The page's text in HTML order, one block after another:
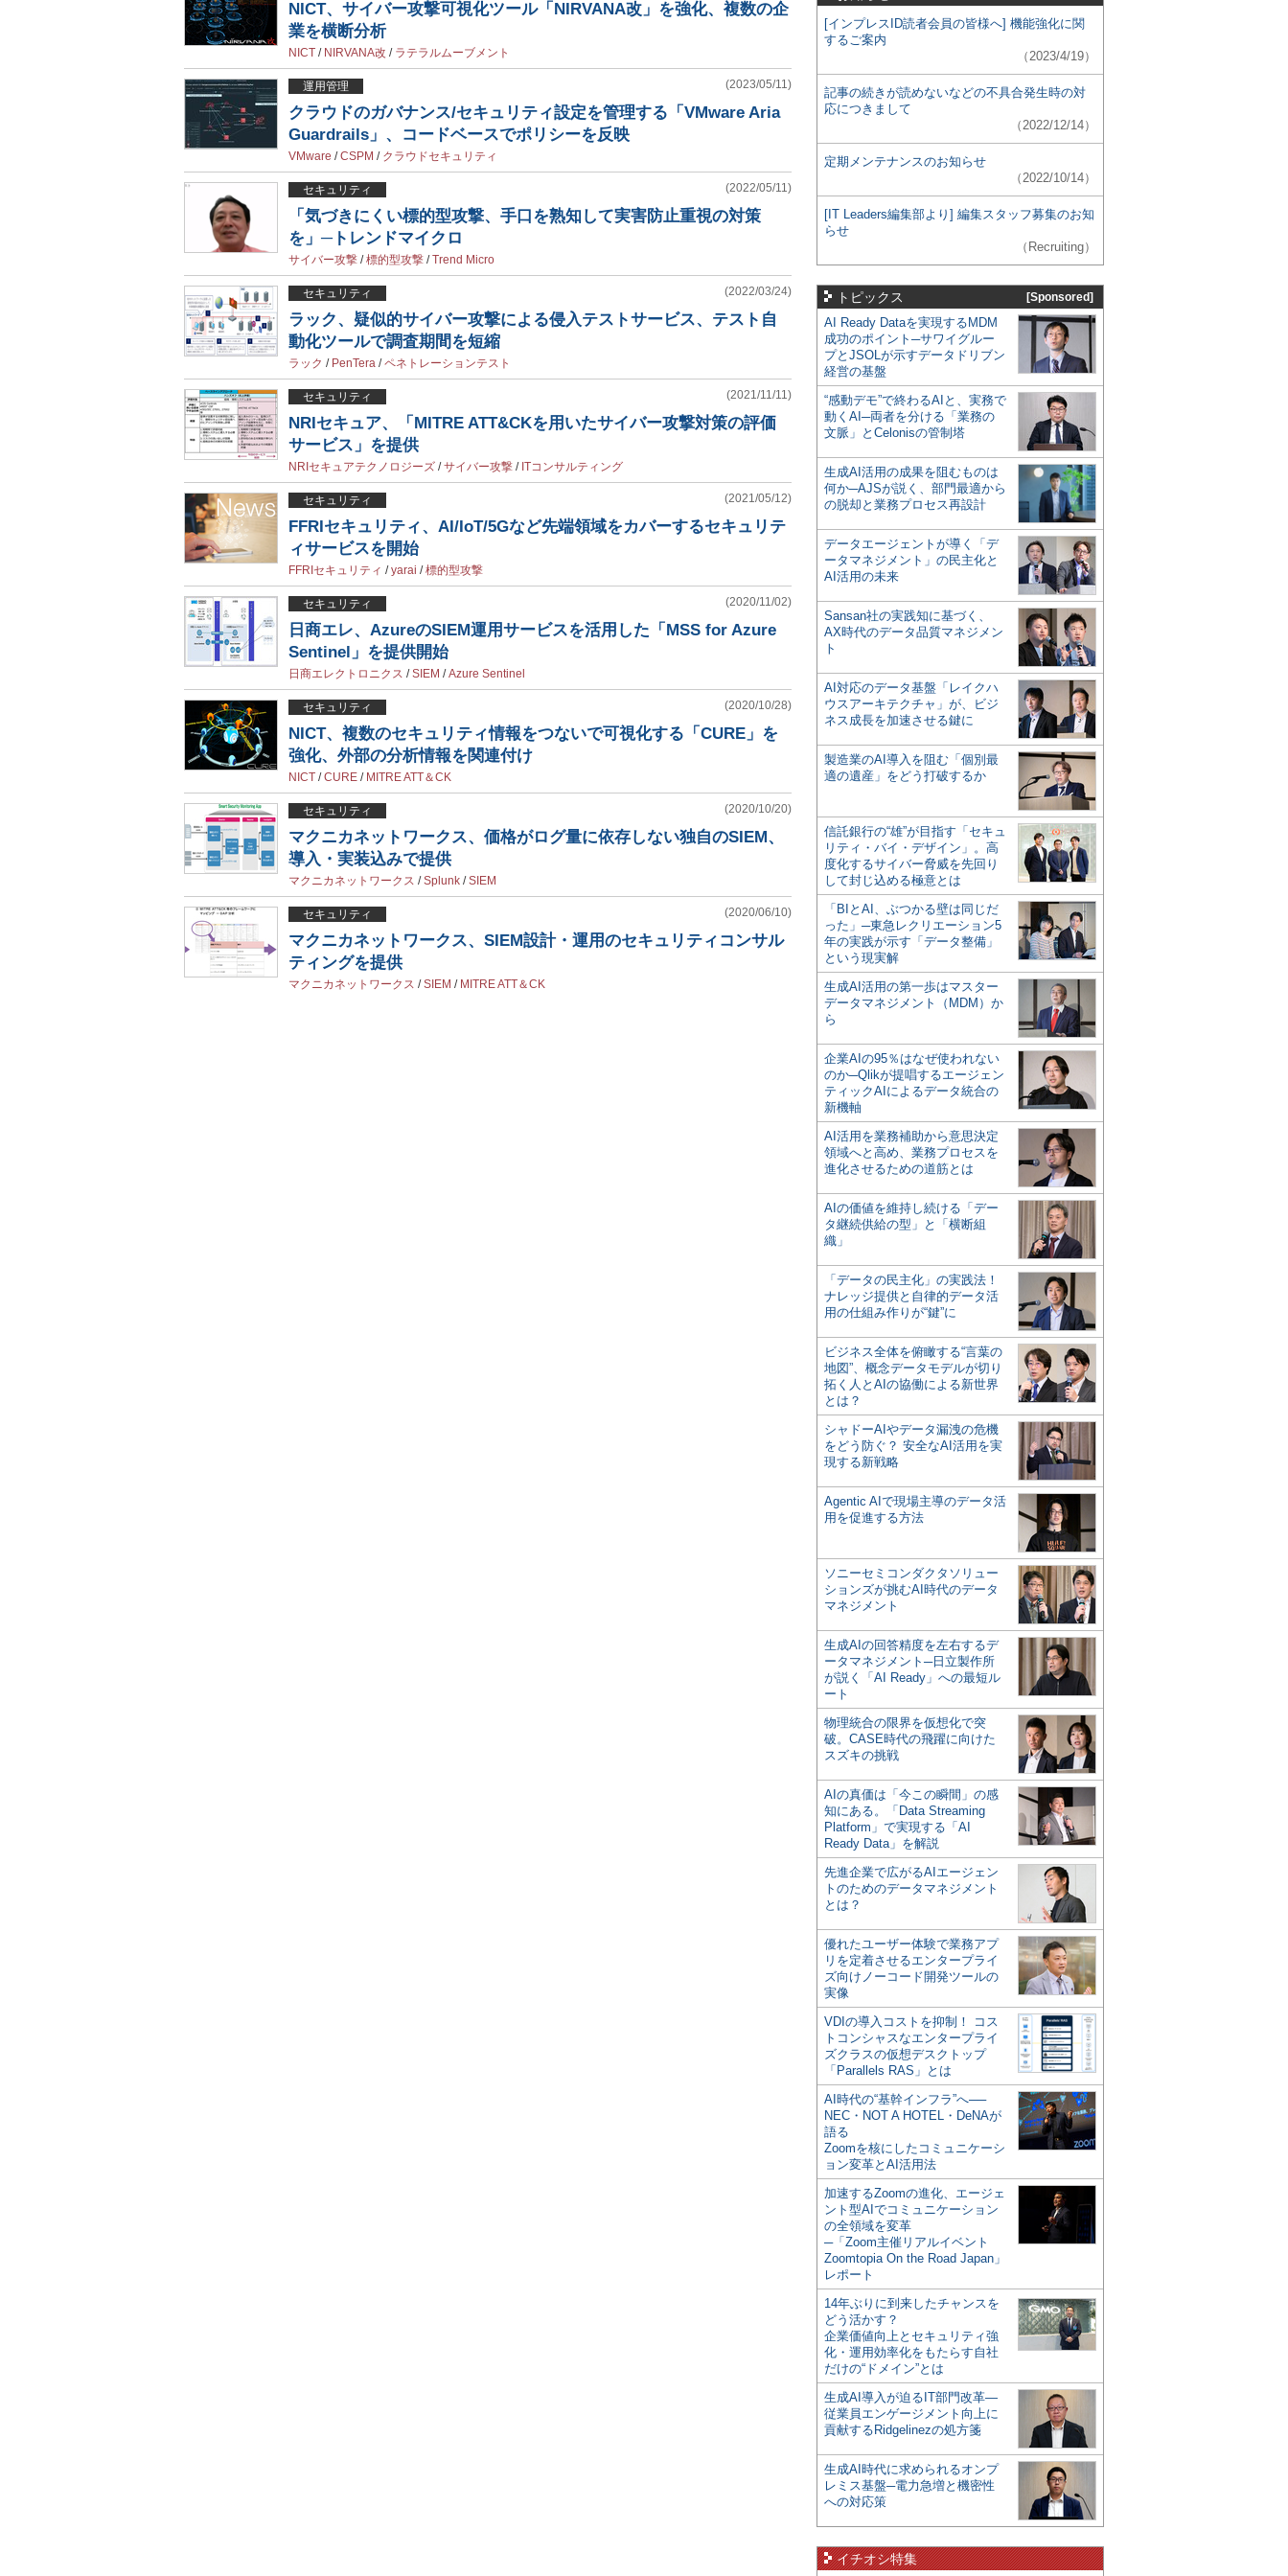
NICT、サイバー攻撃可視化ツール「NIRVANA改」を強化、複数の企
業を横断分析
NICT / NIRVANA改 / ラテラルムーブメント
運用管理 (2023/05/11)
クラウドのガバナンス/セキュリティ設定を管理する「VMware Aria
Guardrails」、コードベースでポリシーを反映
VMware /CSPM / クラウドセキュリティ
セキュリティ (2022/05/11)
「気づきにくい標的型攻撃、手口を熟知して実害防止重視の対策
を」─トレンドマイクロ
サイバー攻撃 /標的型攻撃 /Trend Micro
セキュリティ (2022/03/24)
ラック、疑似的サイバー攻撃による侵入テストサービス、テスト自
動化ツールで調査期間を短縮
ラック / PenTera /ペネトレーションテスト
セキュリティ (2021/11/11)
NRIセキュア、「MITRE ATT&CKを用いたサイバー攻撃対策の評価
サービス」を提供
NRIセキュアテクノロジーズ /サイバー攻撃 / ITコンサルティング
セキュリティ (2021/05/12)
FFRIセキュリティ、AI/IoT/5Gなど先端領域をカバーするセキュリテ
ィサービスを開始
FFRIセキュリティ /yarai /標的型攻撃
セキュリティ (2020/11/02)
日商エレ、AzureのSIEM運用サービスを活用した「MSS for Azure
Sentinel」を提供開始
日商エレクトロニクス /SIEM /Azure Sentinel
セキュリティ (2020/10/28)
NICT、複数のセキュリティ情報をつないで可視化する「CURE」を
強化、外部の分析情報を関連付け
NICT /CURE / MITRE ATT＆CK
セキュリティ (2020/10/20)
マクニカネットワークス、価格がログ量に依存しない独自のSIEM、
導入・実装込みで提供
マクニカネットワークス /Splunk /SIEM
セキュリティ (2020/06/10)
マクニカネットワークス、SIEM設計・運用のセキュリティコンサル
ティングを提供
マクニカネットワークス /SIEM / MITRE ATT＆CK
[インプレスID読者会員の皆様へ] 機能強化に関
するご案内
（2023/4/19）
記事の続きが読めないなどの不具合発生時の対
応につきまして
（2022/12/14）
定期メンテナンスのお知らせ
（2022/10/14）
[IT Leaders編集部より] 編集スタッフ募集のお知
らせ
（Recruiting）
トピックス [Sponsored]
AI Ready Dataを実現するMDM
成功のポイント─サワイグルー
プとJSOLが示すデータドリブン
経営の基盤
“感動デモ”で終わるAIと、実務で
動くAI─両者を分ける「業務の
文脈」とCelonisの管制塔
生成AI活用の成果を阻むものは
何か─AJSが説く、部門最適から
の脱却と業務プロセス再設計
データエージェントが導く「デ
ータマネジメント」の民主化と
AI活用の未来
Sansan社の実践知に基づく、
AX時代のデータ品質マネジメン
ト
AI対応のデータ基盤「レイクハ
ウスアーキテクチャ」が、ビジ
ネス成長を加速させる鍵に
製造業のAI導入を阻む「個別最
適の遺産」をどう打破するか
信託銀行の“雄”が目指す「セキュ
リティ・バイ・デザイン」。高
度化するサイバー脅威を先回り
して封じ込める極意とは
「BIとAI、ぶつかる壁は同じだ
った」─東急レクリエーション5
年の実践が示す「データ整備」
という現実解
生成AI活用の第一歩はマスター
データマネジメント（MDM）か
ら
企業AIの95％はなぜ使われない
のか─Qlikが提唱するエージェン
ティックAIによるデータ統合の
新機軸
AI活用を業務補助から意思決定
領域へと高め、業務プロセスを
進化させるための道筋とは
AIの価値を維持し続ける「デー
タ継続供給の型」と「横断組
織」
「データの民主化」の実践法！
ナレッジ提供と自律的データ活
用の仕組み作りが“鍵”に
ビジネス全体を俯瞰する“言葉の
地図”、概念データモデルが切り
拓く人とAIの協働による新世界
とは？
シャドーAIやデータ漏洩の危機
をどう防ぐ？ 安全なAI活用を実
現する新戦略
Agentic AIで現場主導のデータ活
用を促進する方法
ソニーセミコンダクタソリュー
ションズが挑むAI時代のデータ
マネジメント
生成AIの回答精度を左右するデ
ータマネジメント─日立製作所
が説く「AI Ready」への最短ル
ート
物理統合の限界を仮想化で突
破。CASE時代の飛躍に向けた
スズキの挑戦
AIの真価は「今この瞬間」の感
知にある。「Data Streaming
Platform」で実現する「AI
Ready Data」を解説
先進企業で広がるAIエージェン
トのためのデータマネジメント
とは？
優れたユーザー体験で業務アプ
リを定着させるエンタープライ
ズ向けノーコード開発ツールの
実像
VDIの導入コストを抑制！ コス
トコンシャスなエンタープライ
ズクラスの仮想デスクトップ
「Parallels RAS」とは
AI時代の“基幹インフラ”へ──
NEC・NOT A HOTEL・DeNAが
語る
Zoomを核にしたコミュニケーシ
ョン変革とAI活用法
加速するZoomの進化、エージェ
ント型AIでコミュニケーション
の全領域を変革
─「Zoom主催リアルイベント
Zoomtopia On the Road Japan」
レポート
14年ぶりに到来したチャンスを
どう活かす？
企業価値向上とセキュリティ強
化・運用効率化をもたらす自社
だけの“ドメイン”とは
生成AI導入が迫るIT部門改革―
従業員エンゲージメント向上に
貢献するRidgelinezの処方箋
生成AI時代に求められるオンプ
レミス基盤─電力急増と機密性
への対応策
イチオシ特集